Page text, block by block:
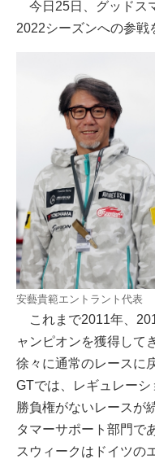
今日25日、グッドス
2022シーズンへの参戦
安藝貴範エントラント代表
これまで2011年、
ャンピオンを獲得して
徐々に通常のレースに
GTでは、レギュレー
勝負権がないレースが
タマーサポート部門で
スウィークはドイツの